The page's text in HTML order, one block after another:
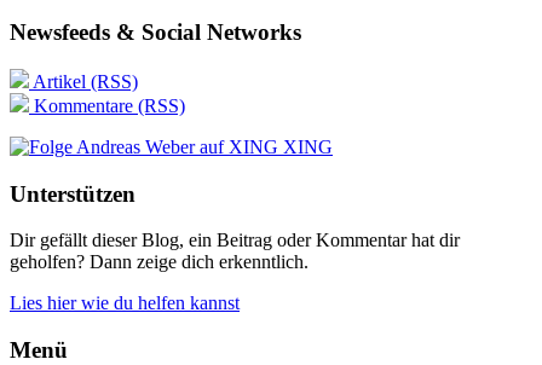
Newsfeeds & Social Networks
Artikel (RSS)
Kommentare (RSS)
XING
Unterstützen
Dir gefällt dieser Blog, ein Beitrag oder Kommentar hat dir
geholfen? Dann zeige dich erkenntlich.
Lies hier wie du helfen kannst
Menü